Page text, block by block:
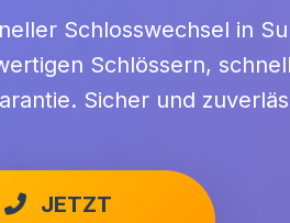
Schlosswechsel in
Schlössern,
Sicher und
JETZT